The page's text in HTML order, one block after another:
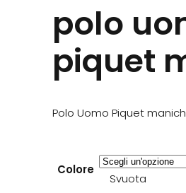
polo
piquet
Polo Uomo Piquet
Colore
Svuota